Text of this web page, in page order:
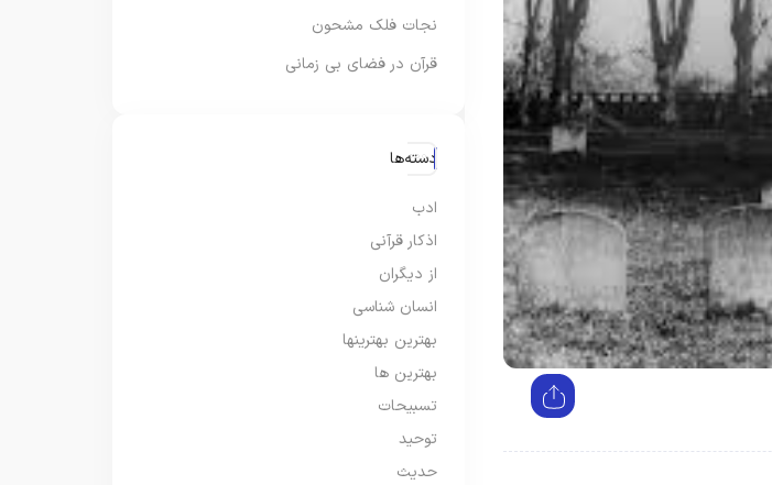
نجات فلک مشحون
قرآن در فضای بی زمانی
دسته‌ها
ادب
اذکار قرآنی
از دیگران
انسان شناسی
بهترین بهترینها
بهترین ها
تسبیحات
توحید
حدیث